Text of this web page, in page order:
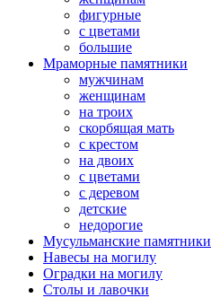
фигурные
с цветами
большие
Мраморные памятники
мужчинам
женщинам
на троих
скорбящая мать
с крестом
на двоих
с цветами
с деревом
детские
недорогие
Мусульманские памятники
Навесы на могилу
Оградки на могилу
Столы и лавочки